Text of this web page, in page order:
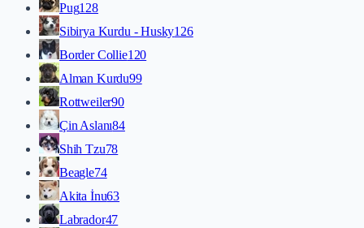
Pug128
Sibirya Kurdu - Husky126
Border Collie120
Alman Kurdu99
Rottweiler90
Çin Aslanı84
Shih Tzu78
Beagle74
Akita İnu63
Labrador47